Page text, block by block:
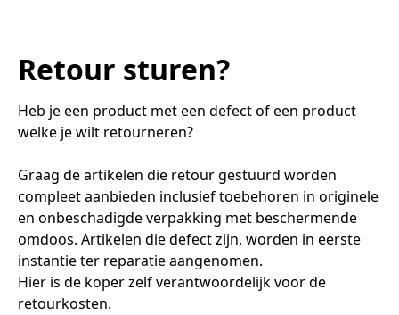
Retour sturen?
Heb je een product met een defect of een product
welke je wilt retourneren?
Graag de artikelen die retour gestuurd worden
compleet aanbieden inclusief toebehoren in originele
en onbeschadigde verpakking met beschermende
omdoos. Artikelen die defect zijn, worden in eerste
instantie ter reparatie aangenomen.
Hier is de koper zelf verantwoordelijk voor de
retourkosten.